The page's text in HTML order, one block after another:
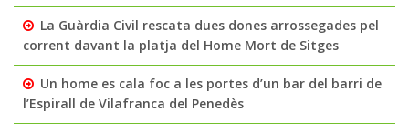
La Guàrdia Civil rescata dues dones arrossegades pel
corrent davant la platja del Home Mort de Sitges
Un home es cala foc a les portes d’un bar del barri de
l’Espirall de Vilafranca del Penedès